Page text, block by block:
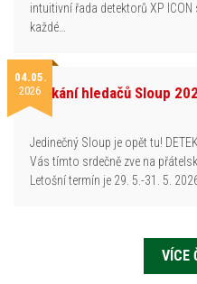
intuitivní řada detektorů XP
každé…
04.05.
2026Setkání hledačů Sloup
Jedinečný Sloup je opět tu!
Vás tímto srdečně zve na
Letošní termín je 29. 5.-31. 5.
VÍCE